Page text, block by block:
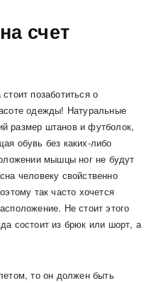
счет
позаботиться о
одежды! Натуральные
размер штанов и футболок,
обувь без каких-либо
мышцы ног не будут
человеку свойственно
так часто хочется
Не стоит этого
состоит из брюк или шорт, а
то он должен быть